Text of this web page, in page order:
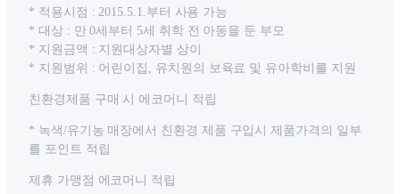
* 적용시점 : 2015.5.1.부터 사용 가능
* 대상 : 만 0세부터 5세 취학 전 아동을 둔 부모
* 지원금액 : 지원대상자별 상이
* 지원범위 : 어린이집, 유치원의 보육료 및 유아학비를 지원
친환경제품 구매 시 에코머니 적립
* 녹색/유기농 매장에서 친환경 제품 구입시 제품가격의 일부
를 포인트 적립
제휴 가맹점 에코머니 적립